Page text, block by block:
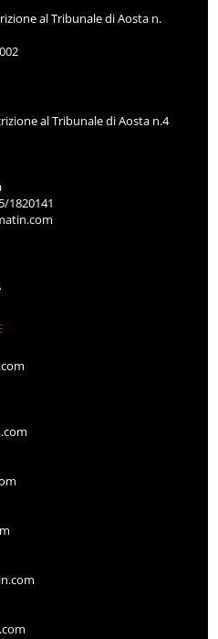
al Tribunale di Aosta n.
al Tribunale di Aosta n.4
1820141